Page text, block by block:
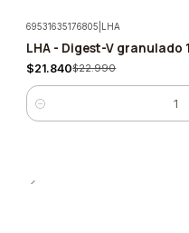
-5%
69531635176805 LHA
LHA - Digest-V
$21.840$22.990
Cantidad